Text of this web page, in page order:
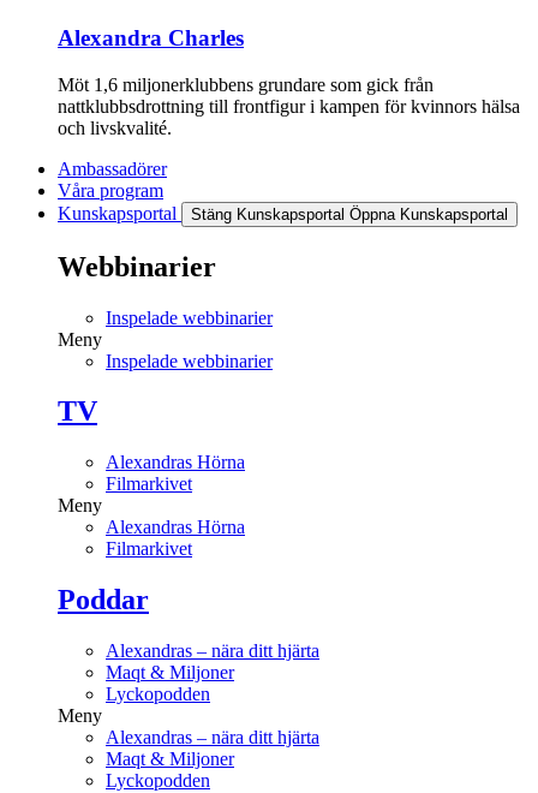
Alexandra Charles
Möt 1,6 miljonerklubbens grundare som gick från
nattklubbsdrottning till frontfigur i kampen för kvinnors hälsa
och livskvalité.
Ambassadörer
Våra program
Kunskapsportal
Stäng Kunskapsportal Öppna Kunskapsportal
Webbinarier
Inspelade webbinarier
Meny
Inspelade webbinarier
TV
Alexandras Hörna
Filmarkivet
Meny
Alexandras Hörna
Filmarkivet
Poddar
Alexandras – nära ditt hjärta
Maqt & Miljoner
Lyckopodden
Meny
Alexandras – nära ditt hjärta
Maqt & Miljoner
Lyckopodden